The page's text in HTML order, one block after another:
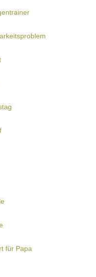
für Papa